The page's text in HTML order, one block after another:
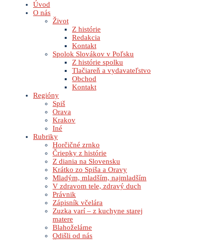
Úvod
O nás
Život
Z histórie
Redakcia
Kontakt
Spolok Slovákov v Poľsku
Z histórie spolku
Tlačiareň a vydavateľstvo
Obchod
Kontakt
Regióny
Spiš
Orava
Krakov
Iné
Rubriky
Horčičné zrnko
Čriepky z histórie
Z diania na Slovensku
Krátko zo Spiša a Oravy
Mladým, mladším, najmladším
V zdravom tele, zdravý duch
Právnik
Zápisník včelára
Zuzka varí – z kuchyne starej
matere
Blahoželáme
Odišli od nás